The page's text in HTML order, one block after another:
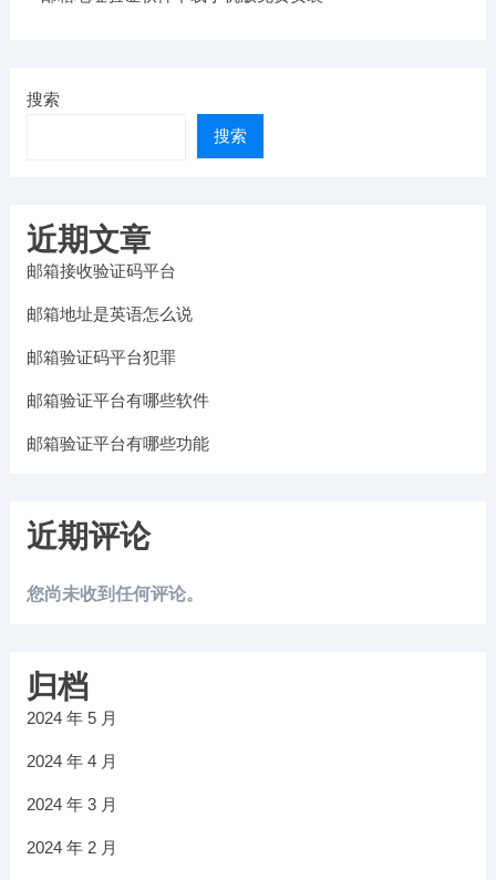
搜索
搜索
近期文章
邮箱接收验证码平台
邮箱地址是英语怎么说
邮箱验证码平台犯罪
邮箱验证平台有哪些软件
邮箱验证平台有哪些功能
近期评论
您尚未收到任何评论。
归档
2024 年 5 月
2024 年 4 月
2024 年 3 月
2024 年 2 月